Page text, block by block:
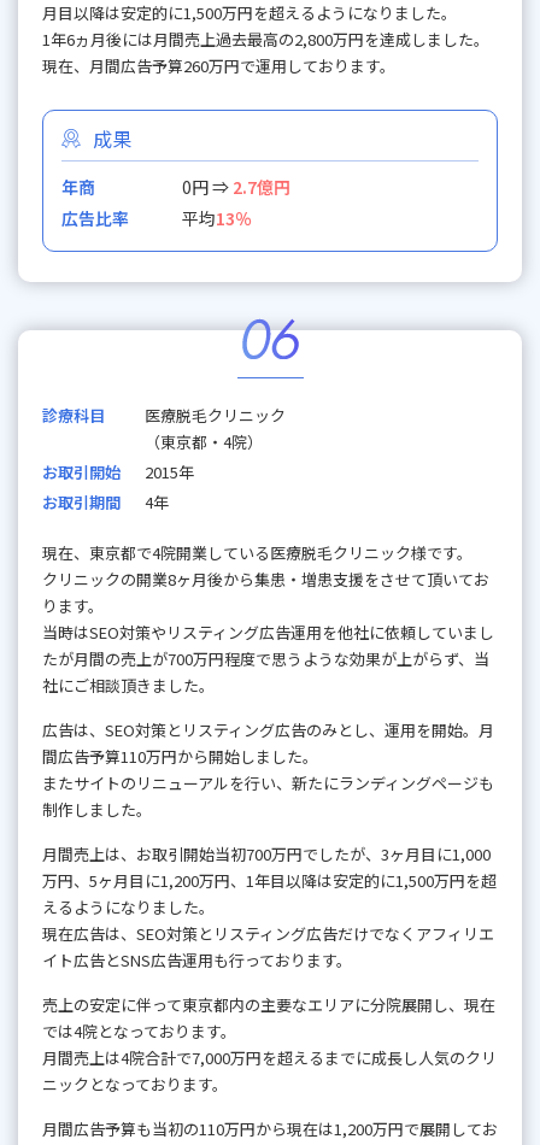
月目以降は安定的に1,500万円を超えるようになりました。
1年6ヵ月後には月間売上過去最高の2,800万円を達成しました。
現在、月間広告予算260万円で運用しております。
成果
年商 0円 ⇒ 2.7億円
広告比率
平均13％
診療科目
医療脱毛クリニック
（東京都・4院）
お取引開始
2015年
お取引期間
4年
現在、東京都で4院開業している医療脱毛クリニック様です。
クリニックの開業8ヶ月後から集患・増患支援をさせて頂いてお
ります。
当時はSEO対策やリスティング広告運用を他社に依頼していまし
たが月間の売上が700万円程度で思うような効果が上がらず、当
社にご相談頂きました。
広告は、SEO対策とリスティング広告のみとし、運用を開始。月
間広告予算110万円から開始しました。
またサイトのリニューアルを行い、新たにランディングページも
制作しました。
月間売上は、お取引開始当初700万円でしたが、3ヶ月目に1,000
万円、5ヶ月目に1,200万円、1年目以降は安定的に1,500万円を超
えるようになりました。
現在広告は、SEO対策とリスティング広告だけでなくアフィリエ
イト広告とSNS広告運用も行っております。
売上の安定に伴って東京都内の主要なエリアに分院展開し、現在
では4院となっております。
月間売上は4院合計で7,000万円を超えるまでに成長し人気のクリ
ニックとなっております。
月間広告予算も当初の110万円から現在は1,200万円で展開してお